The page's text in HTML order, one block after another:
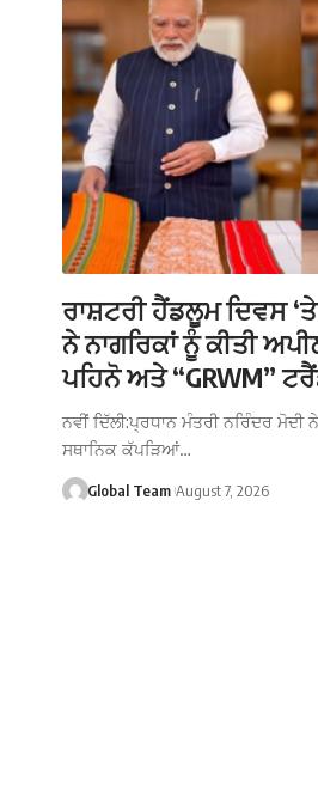
ਰਾਸ਼ਟਰੀ ਹੈਂਡਲੂਮ ਦਿਵਸ
ਨੇ ਨਾਗਰਿਕਾਂ ਨੂੰ ਕੀਤੀ
ਪਹਿਨੋ ਅਤੇ “GRWM”
ਨਵੀਂ ਦਿੱਲੀ:ਪ੍ਰਧਾਨ ਮੰਤਰੀ ਨਰਿੰਦਰ
ਸਥਾਨਿਕ ਕੱਪੜਿਆਂ…
Global Team August 7, 2026